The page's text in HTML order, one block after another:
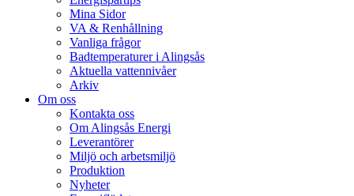
Mina Sidor
VA & Renhållning
Vanliga frågor
Badtemperaturer i Alingsås
Aktuella vattennivåer
Arkiv
Om oss
Kontakta oss
Om Alingsås Energi
Leverantörer
Miljö och arbetsmiljö
Produktion
Nyheter